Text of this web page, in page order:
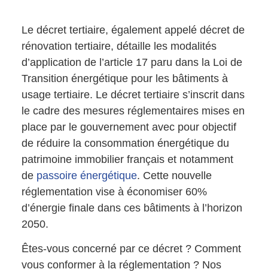
Le décret tertiaire, également appelé décret de
rénovation tertiaire, détaille les modalités
d’application de l’article 17 paru dans la Loi de
Transition énergétique pour les bâtiments à
usage tertiaire. Le décret tertiaire s’inscrit dans
le cadre des mesures réglementaires mises en
place par le gouvernement avec pour objectif
de réduire la consommation énergétique du
patrimoine immobilier français et notamment
de passoire énergétique. Cette nouvelle
réglementation vise à économiser 60%
d’énergie finale dans ces bâtiments à l’horizon
2050.
Êtes-vous concerné par ce décret ? Comment
vous conformer à la réglementation ? Nos